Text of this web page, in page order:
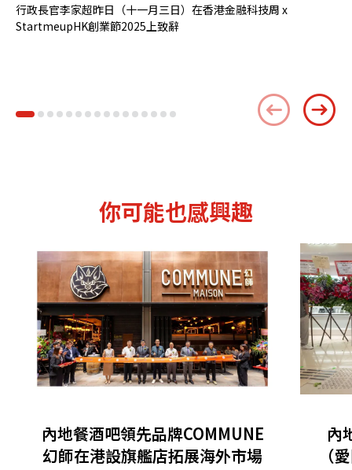
行政長官李家超昨日（十一月三日）在香港金融科技周 x
StartmeupHK創業節2025上致辭
你可能也感興趣
內地餐酒吧領先品牌COMMUNE
幻師在港設旗艦店拓展海外市場
內
（